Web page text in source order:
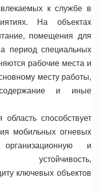
к службе в
На объектах
помещения для
период специальных
рабочие места и
месту работы,
и иные
способствует
мобильных огневых
и
устойчивость,
ключевых объектов